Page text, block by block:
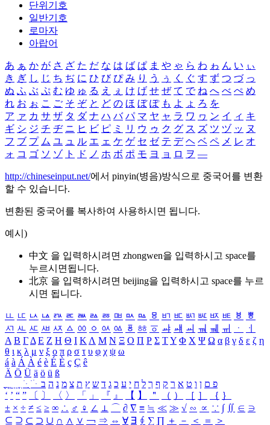
단위기호
일반기호
로마자
아랍어
あ ぁ か が さ ざ た だ な は ば ぱ ま や ゃ ら わ ゎ ん い ぃ
き ぎ し じ ち ぢ に ひ び ぴ み り う ぅ く ぐ す ず つ づ っ
ぬ ふ ぶ ぷ む ゆ ゅ る え ぇ け げ せ ぜ て で ね へ べ ぺ め
れ お ぉ こ ご そ ぞ と ど の ほ ぼ ぽ も よ ょ ろ を
ア ァ カ サ ザ タ ダ ナ ハ バ パ マ ヤ ャ ラ ワ ヮ ン イ ィ キ
ギ シ ジ チ ヂ ニ ヒ ビ ピ ミ リ ウ ゥ ク グ ス ズ ツ ヅ ッ ヌ
フ ブ プ ム ユ ュ ル エ ェ ケ ゲ セ ゼ テ デ ヘ ベ ペ メ レ オ
ォ コ ゴ ソ ゾ ト ド ノ ホ ボ ポ モ ヨ ョ ロ ヲ ―
http://chineseinput.net/에서 pinyin(병음)방식으로 중국어를 변환
할 수 있습니다.
변환된 중국어를 복사하여 사용하시면 됩니다.
예시)
中文 을 입력하시려면 zhongwen을 입력하시고 space를
누르시면됩니다.
北京 을 입력하시려면 beijing을 입력하시고 space를 누르
시면 됩니다.
ㅥ ㅦ ㅧ ㅨ ㅩ ㅪ ㅫ ㅬ ㅭ ㅮ ㅯ ㅰ ㅱ ㅲ ㅳ ㅴ ㅵ ㅶ ㅷ ㅸ
ㅹ
ㅺ ㅻ ㅼ ㅽ ㅾ ㅿ ㆀ ㆁ ㆂ ㆃ ㆄ ㆅ ㆆ ㆇ ㆈ ㆉ ㆊ ㆋ ㆌ ㆍ
ㆎ
Α Β ΓΔ Ε Ζ Η Θ Ι ΚΛ Μ Ν Ξ Ο Π Ρ Σ ΤΥ Φ Χ Ψ Ω α β γ δ ε ζ η
θ ι κ λ μ ν ξ ο π ρ σ τ υ φ χ ψ ω
á à Á À é è É È ç Ç ê
Ä Ö Ü ä ö ü ß
ִֶֹ ֻּ ׁׂ פ ם ן ו ט א ר ק ף ך ל ח י ע כ ג ד ש ץ ת צ מ נ ה ב
‘ ’ “ ” 〔 〕 〈 〉 「 」 『 』 【 】 ＂ （ ） ［ ］ ｛ ｝
± × ÷ ≠ ≤ ≥ ∞ ∴ ♂ ♀ ∠ ⊥ ⌒ ∂ ∇ ≡ ≒ ≪ ≫ √ ∽ ∝ ∵ ∫ ∬ ∈ ∋
⊆ ⊇ ⊂ ⊃ ∪ ∩ ∧ ∨ ￢ ⇒ ⇔ ∀ ∃ ∮ ∑ ∏ ＋ － ＜ ＝
＞